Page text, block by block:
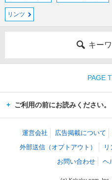
リンツ
キー
PAGE
ご利用の前にお読みください。
運営会社 広告掲載について
外部送信（オプトアウト）
お問い合わせ
ヘ